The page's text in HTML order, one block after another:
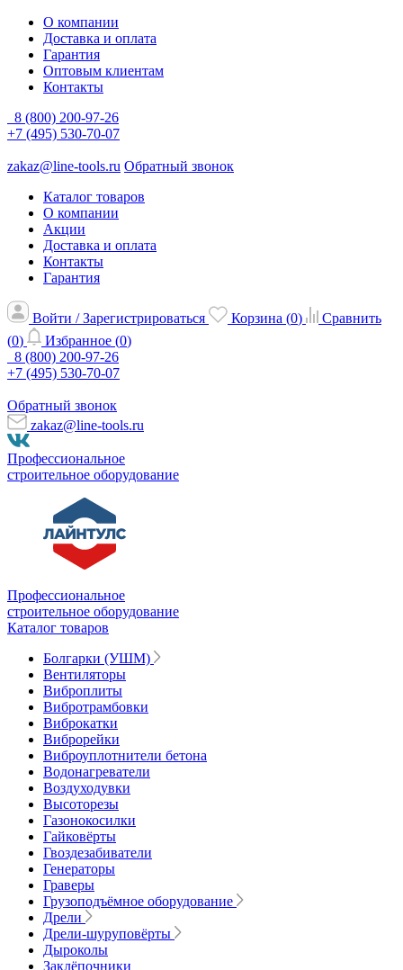
О компании
Доставка и оплата
Гарантия
Оптовым клиентам
Контакты
8 (800) 200-97-26
+7 (495) 530-70-07
zakaz@line-tools.ru Обратный звонок
Каталог товаров
О компании
Акции
Доставка и оплата
Контакты
Гарантия
Войти / Зарегистрироваться Корзина (0)
Сравнить
(0) Избранное (0)
8 (800) 200-97-26
+7 (495) 530-70-07
Обратный звонок
zakaz@line-tools.ru
Профессиональное
строительное оборудование
Профессиональное
строительное оборудование
Каталог товаров
Болгарки (УШМ)
Вентиляторы
Виброплиты
Вибротрамбовки
Виброкатки
Виброрейки
Виброуплотнители бетона
Водонагреватели
Воздуходувки
Высоторезы
Газонокосилки
Гайковёрты
Гвоздезабиватели
Генераторы
Граверы
Грузоподъёмное оборудование
Дрели
Дрели-шуруповёрты
Дыроколы
Заклёпочники